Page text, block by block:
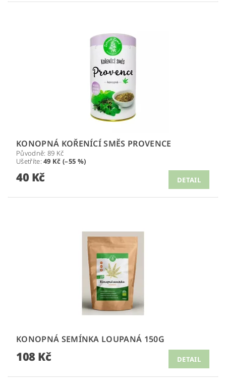
KONOPNÁ KOŘENÍCÍ SMĚS PROVENCE
Původně: 89 Kč
Ušetříte:49 Kč (–55 %)
40 Kč DETAIL
KONOPNÁ SEMÍNKA LOUPANÁ 150G
108 Kč DETAIL